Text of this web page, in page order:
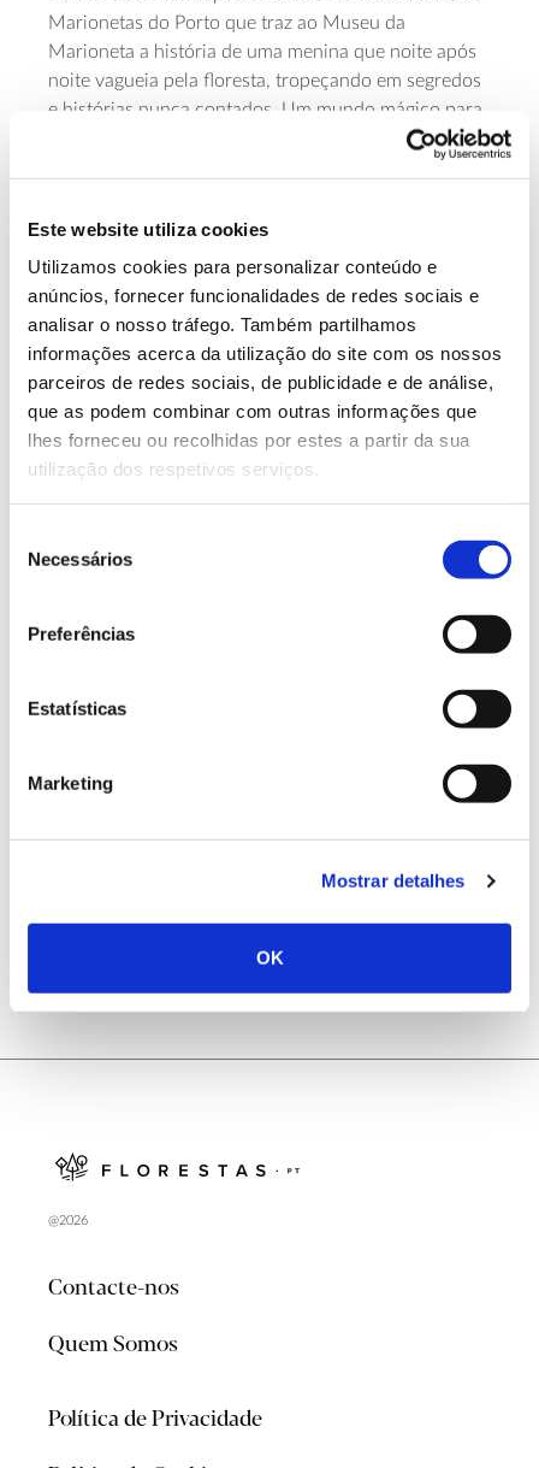
Este website utiliza cookies
Utilizamos cookies para personalizar conteúdo e
anúncios, fornecer funcionalidades de redes sociais e
analisar o nosso tráfego. Também partilhamos
informações acerca da utilização do site com os nossos
parceiros de redes sociais, de publicidade e de análise,
que as podem combinar com outras informações que
lhes forneceu ou recolhidas por estes a partir da sua
utilização dos respetivos serviços.
Necessários
Preferências
Estatísticas
Marketing
Mostrar detalhes
OK
Marionetas do Porto que traz ao Museu da
Marioneta a história de uma menina que noite após
noite vagueia pela floresta, tropeçando em segredos
e histórias nunca contados. Um mundo mágico para
descobrir em qualquer idade, mas dedicado aos mais
pequenos – a partir dos 3 anos. Bilhetes entre 5 e 7,5
Saiba mais na página do Museu da
Marioneta.
13.07.2026
Genoma do priolo e de outras espécies em risco:
conhecer para conservar
Registar galhas de Trichi em acácia-das-espigas:
25.06.2026
Natureza e florestas procuram jovens voluntários
@2026
Contacte-nos
Quem Somos
Política de Privacidade